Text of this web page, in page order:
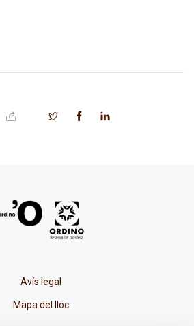
Avís legal
Mapa del lloc